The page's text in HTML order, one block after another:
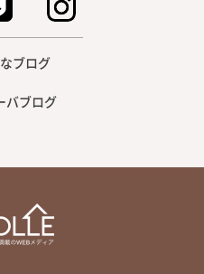
ブログ
バブログ